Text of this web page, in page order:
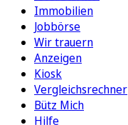
Immobilien
Jobbörse
Wir trauern
Anzeigen
Kiosk
Vergleichsrechner
Bütz Mich
Hilfe